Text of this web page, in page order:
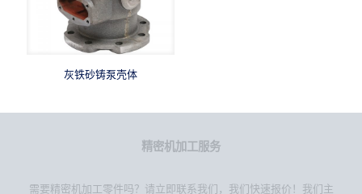
灰铁砂铸泵壳体
精密机加工服务
需要精密机加工零件吗？请立即联系我们，我们快速报价！我们主